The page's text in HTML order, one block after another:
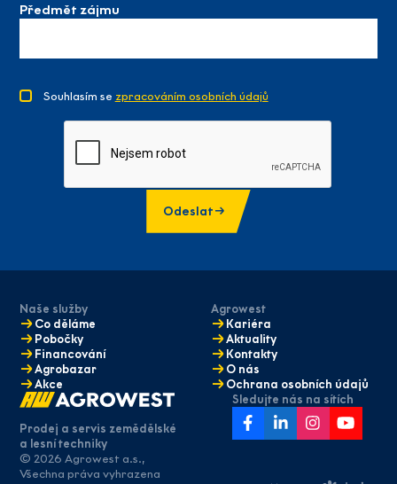
Předmět zájmu
Souhlasím se zpracováním osobních údajů
Odeslat
Prodej a servis zemědělské
a lesní techniky
© 2026 Agrowest a.s.,
Všechna práva vyhrazena
Naše služby
Co děláme
Pobočky
Financování
Agrobazar
Akce
Agrowest
Kariéra
Aktuality
Kontakty
O nás
Ochrana osobních údajů
Sledujte nás na sítích